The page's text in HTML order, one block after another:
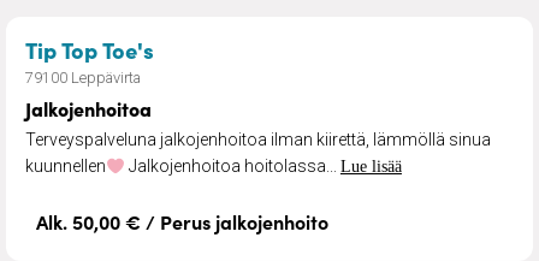
Tip Top Toe's
79100 Leppävirta
Jalkojenhoitoa
Terveyspalveluna jalkojenhoitoa ilman kiirettä, lämmöllä sinua
kuunnellen
Jalkojenhoitoa hoitolassa... Lue lisää
Alk. 50,00 € / Perus jalkojenhoito